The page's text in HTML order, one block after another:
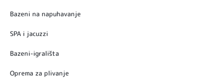
Bazeni na napuhavanje
SPA i jacuzzi
Bazeni-igrališta
Oprema za plivanje